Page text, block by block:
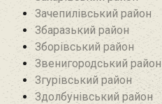
Зачепилівський район
Збаразький район‎
Зборівський район
Звенигородський район
Згурівський район
Здолбунівський район‎